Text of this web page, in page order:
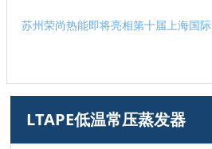
苏州荣尚热能即将亮相第十届上海国
LTAPE低温常压蒸发器